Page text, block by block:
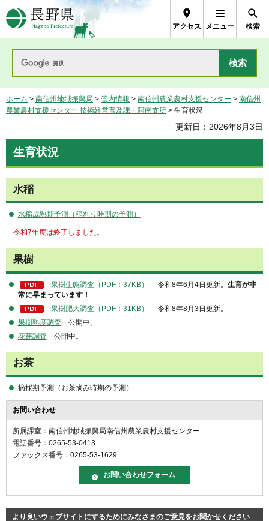
長野県Nagano Prefecture
アクセス メニュー 検索
ホーム > 南信州地域振興局 > 管内情報 > 南信州農業農村支援センター > 南信州
農業農村支援センター 技術経営普及課・阿南支所 > 生育状況
更新日：2026年8月3日
生育状況
水稲
水稲成熟期予測（稲刈り時期の予測）
令和7年度は終了しました。
果樹
果樹生態調査（PDF：37KB） 令和8年6月4日更新。 生育が非
常に早まっています！
果樹肥大調査（PDF：31KB）
令和8年8月3日更新。
果樹熟度調査 公開中。
花芽調査 公開中。
お茶
摘採期予測（お茶摘み時期の予測）
お問い合わせ
所属課室：南信州地域振興局南信州農業農村支援センター
電話番号：0265-53-0413
ファックス番号：0265-53-1629
より良いウェブサイトにするためにみなさまのご意見をお聞かせください